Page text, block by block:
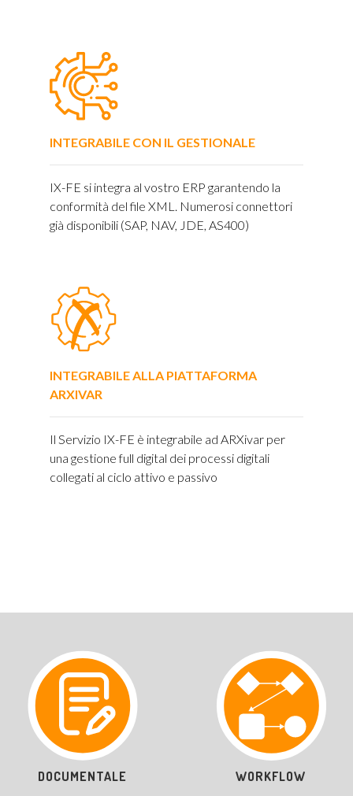
INTEGRABILE CON IL GESTIONALE
IX-FE si integra al vostro ERP garantendo la
conformità del file XML. Numerosi connettori
già disponibili (SAP, NAV, JDE, AS400)
INTEGRABILE ALLA PIATTAFORMA
ARXIVAR
Il Servizio IX-FE è integrabile ad ARXivar per
una gestione full digital dei processi digitali
collegati al ciclo attivo e passivo
CONSERVAZIONE ARXIVAR NEXT